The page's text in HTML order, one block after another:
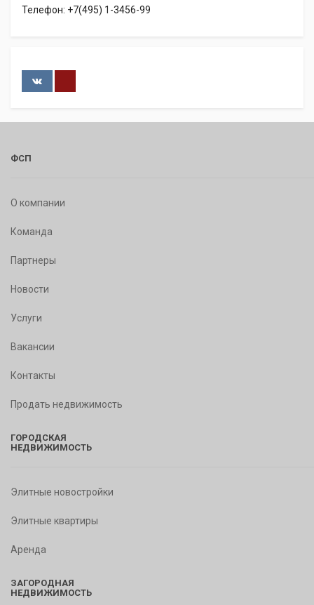
Телефон: +7(495) 1-3456-99
ФСП
О компании
Команда
Партнеры
Новости
Услуги
Вакансии
Контакты
Продать недвижимость
ГОРОДСКАЯ
НЕДВИЖИМОСТЬ
Элитные новостройки
Элитные квартиры
Аренда
ЗАГОРОДНАЯ
НЕДВИЖИМОСТЬ